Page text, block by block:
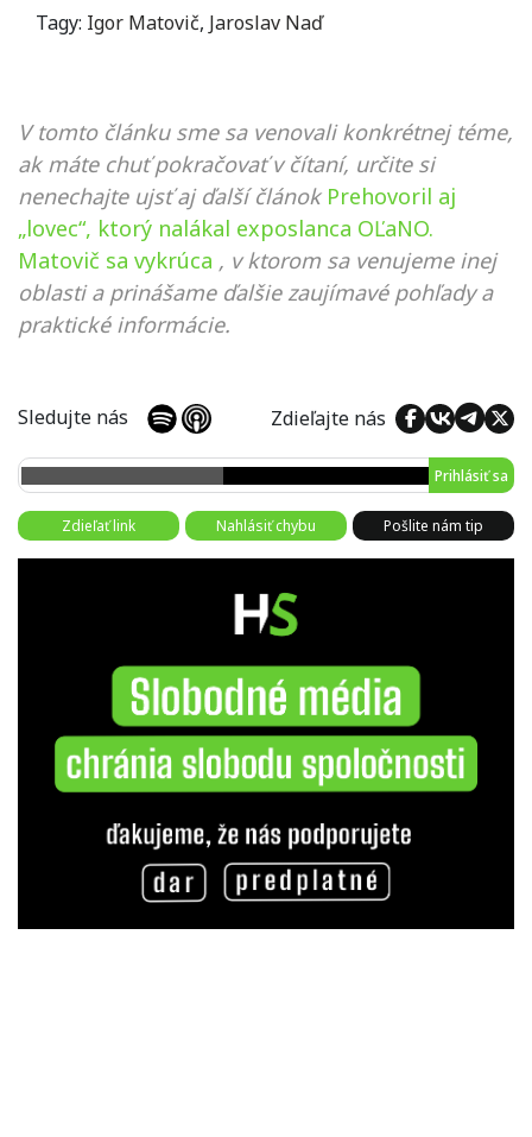
Tagy: Igor Matovič, Jaroslav Naď
V tomto článku sme sa venovali konkrétnej téme,
ak máte chuť pokračovať v čítaní, určite si
nenechajte ujsť aj ďalší článok Prehovoril aj
„lovec“, ktorý nalákal exposlanca OĽaNO.
Matovič sa vykrúca , v ktorom sa venujeme inej
oblasti a prinášame ďalšie zaujímavé pohľady a
praktické informácie.
Sledujte nás Zdieľajte nás
Prihlásiť sa
Zdieľať link Nahlásiť chybu Pošlite nám tip